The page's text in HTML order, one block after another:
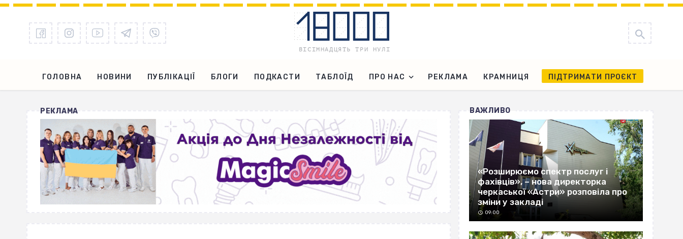
ГОЛОВНА НОВИНИ ПУБЛІКАЦІЇ БЛОГИ ПОДКАСТИ ТАБЛОЇД ПРО НАС РЕКЛАМА КРАМНИЦЯ ПІДТРИМАТИ ПРОЄКТ
РЕКЛАМА ВАЖЛИВО
«Розширюємо спектр послуг і
фахівців», – нова директорка
черкаської «Астри» розповіла про
зміни у закладі
09:00